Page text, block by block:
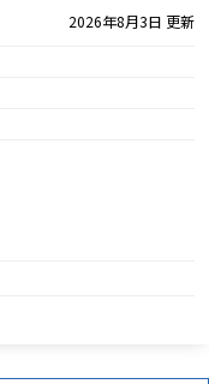
2026年8月3日 更新